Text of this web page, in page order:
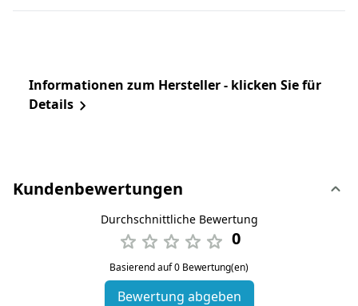
Informationen zum Hersteller - klicken Sie für
Details
Kundenbewertungen
Durchschnittliche Bewertung
0
Basierend auf 0 Bewertung(en)
Bewertung abgeben